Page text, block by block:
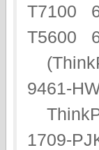
T7100
T5600
9461-
1709-